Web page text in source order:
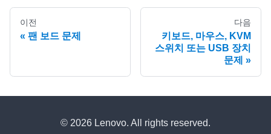
이전
팬 보드 문제
다음
키보드, 마우스, KVM
스위치 또는 USB 장치
문제
© 2026 Lenovo. All rights reserved.